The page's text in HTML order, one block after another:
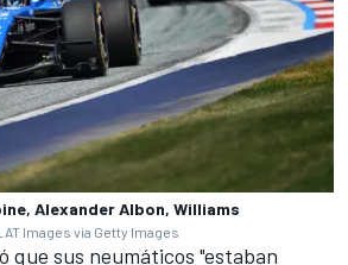
Alexander Albon, Williams
Images via Getty Images
que sus neumáticos "estaban